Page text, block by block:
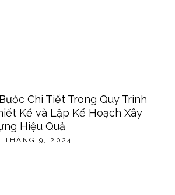
Chi Tiết Trong Quy Trình
Kế và Lập Kế Hoạch Xây
Hiệu Quả
THÁNG 9, 2024